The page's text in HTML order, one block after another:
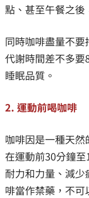
點、甚至午餐之後
同時咖啡盡量不
代謝時間差不多
睡眠品質。
2. 運動前喝咖啡
咖啡因是一種天然
在運動前30分鐘
耐力和力量、減
啡當作禁藥，不可